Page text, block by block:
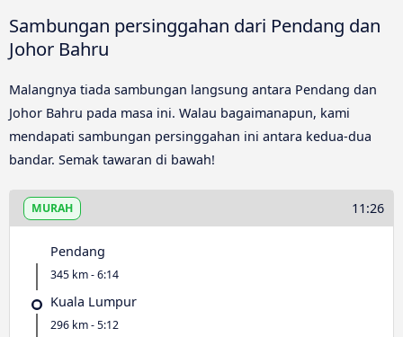
Sambungan persinggahan dari Pendang dan
Johor Bahru
Malangnya tiada sambungan langsung antara Pendang dan
Johor Bahru pada masa ini. Walau bagaimanapun, kami
mendapati sambungan persinggahan ini antara kedua-dua
bandar. Semak tawaran di bawah!
MURAH 11:26
Pendang
345 km - 6:14
Kuala Lumpur
296 km - 5:12